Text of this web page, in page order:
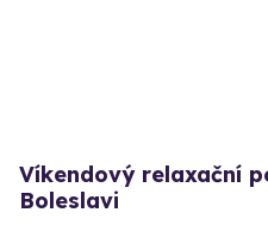
Víkendový relaxační
Boleslavi